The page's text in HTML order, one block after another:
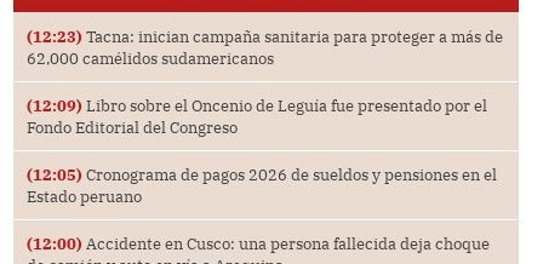
(12:23) Tacna: inician campaña sanitaria para proteger a más de
62,000 camélidos sudamericanos
(12:09) Libro sobre el Oncenio de Leguía fue presentado por el
Fondo Editorial del Congreso
(12:05) Cronograma de pagos 2026 de sueldos y pensiones en el
Estado peruano
(12:00) Accidente en Cusco: una persona fallecida deja choque